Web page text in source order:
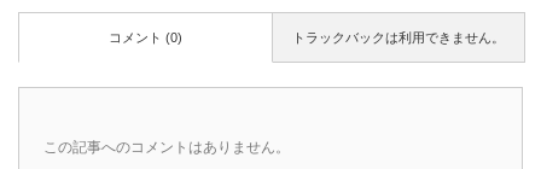
トラックバックは利用できません。
コメント (0)
この記事へのコメントはありません。